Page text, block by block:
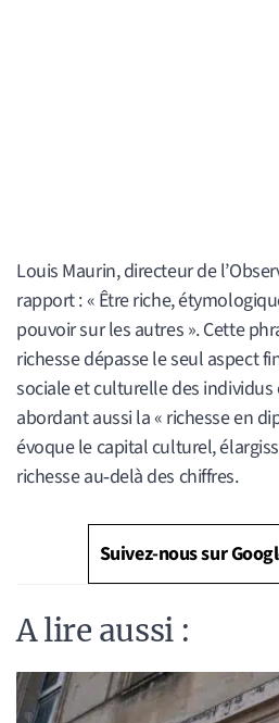
Louis Maurin, directeur de
rapport : « Être riche,
pouvoir sur les autres ». Cette
richesse dépasse le seul aspect
sociale et culturelle des individus
abordant aussi la « richesse en
évoque le capital culturel,
richesse au‑delà des chiffres.
Suivez-nous sur
A lire aussi :